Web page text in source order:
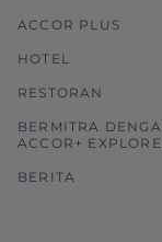
ACCOR PLUS
HOTEL
RESTORAN
BERMITRA
ACCOR+
BERITA